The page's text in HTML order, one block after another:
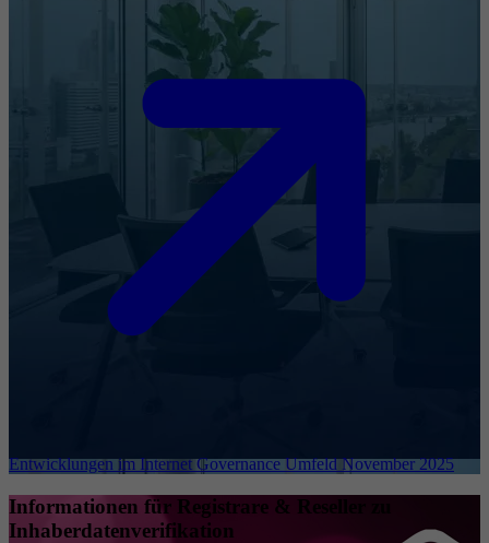
Entwicklungen im Internet Governance Umfeld November 2025
Informationen für Registrare & Reseller zu
Inhaberdatenverifikation